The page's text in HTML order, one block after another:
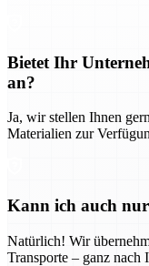
Bietet Ihr
an?
Ja, wir stellen Ihnen
Materialien zur
Kann ich auch
Natürlich! Wir
Transporte – ganz nach